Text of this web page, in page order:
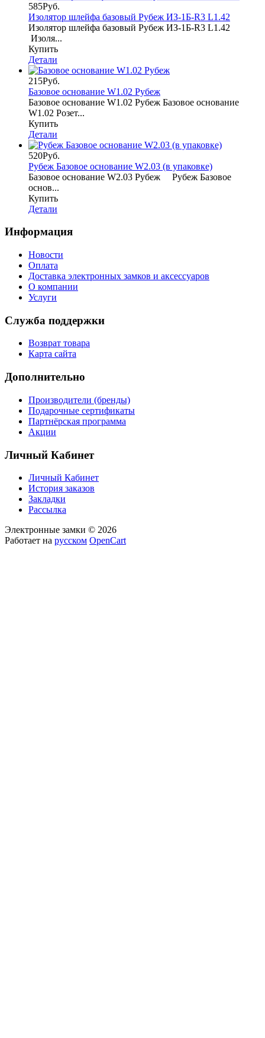
585Руб.
Изолятор шлейфа базовый Рубеж ИЗ-1Б-R3 L1.42
Изолятор шлейфа базовый Рубеж ИЗ-1Б-R3 L1.42
Изоля...
Купить
Детали
215Руб.
Базовое основание W1.02 Рубеж
Базовое основание W1.02 Рубеж Базовое основание
W1.02 Розет...
Купить
Детали
520Руб.
Рубеж Базовое основание W2.03 (в упаковке)
Базовое основание W2.03 Рубеж Рубеж Базовое
основ...
Купить
Детали
Информация
Новости
Оплата
Доставка электронных замков и аксессуаров
О компании
Услуги
Служба поддержки
Возврат товара
Карта сайта
Дополнительно
Производители (бренды)
Подарочные сертификаты
Партнёрская программа
Акции
Личный Кабинет
Личный Кабинет
История заказов
Закладки
Рассылка
Электронные замки © 2026
Работает на русском OpenCart